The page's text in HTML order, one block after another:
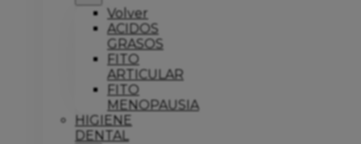
Volver
ACIDOS
GRASOS
FITO
ARTICULAR
FITO
MENOPAUSIA
HIGIENE
DENTAL